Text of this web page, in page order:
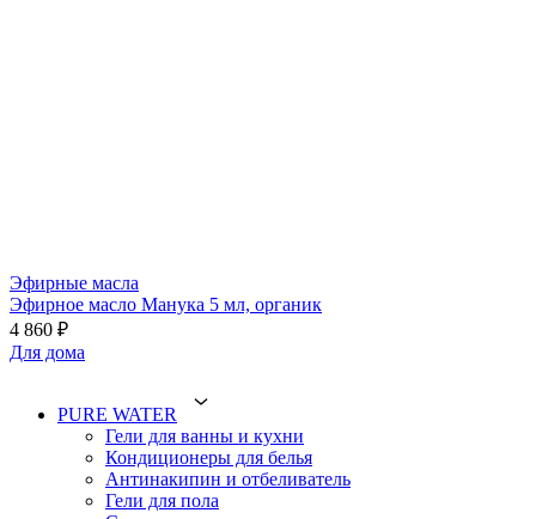
Эфирные масла
Эфирное масло Манука 5 мл, органик
4 860 ₽
Для дома
PURE WATER
Гели для ванны и кухни
Кондиционеры для белья
Антинакипин и отбеливатель
Гели для пола